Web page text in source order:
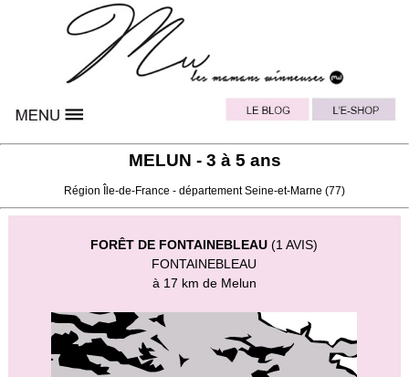
MELUN - 3 à 5 ans
Région Île-de-France - départementSeine-et-Marne (77)
FORÊT DE FONTAINEBLEAU (1 AVIS)
FONTAINEBLEAU
à 17 km de Melun